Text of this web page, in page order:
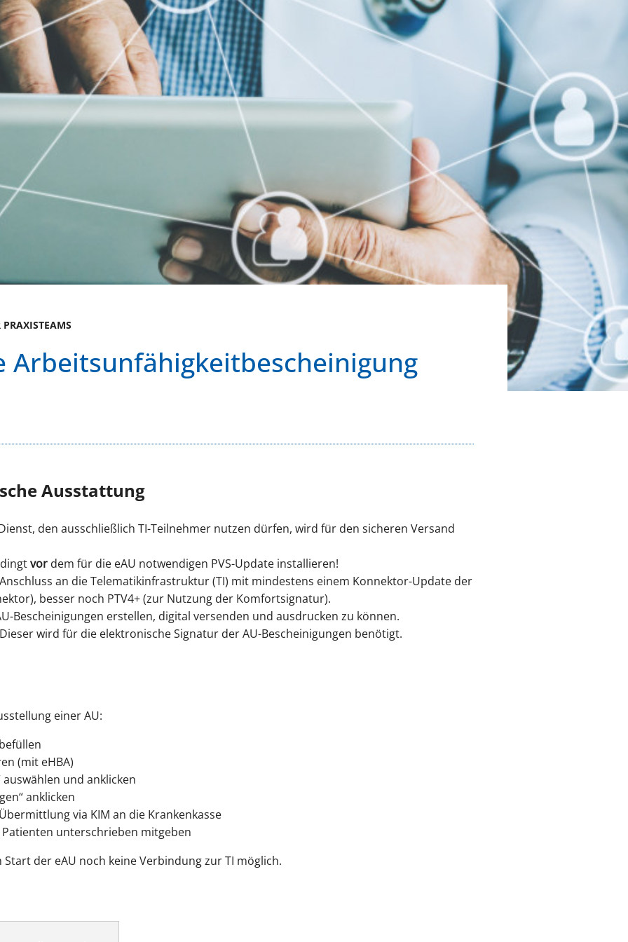
Arbeitsunfähigkeitbescheinigung
Ausstattung
den ausschließlich TI-Teilnehmer nutzen dürfen, wird für den sicheren Versand
vor dem für die eAU notwendigen PVS-Update installieren!
an die Telematikinfrastruktur (TI) mit mindestens einem Konnektor-Update der
besser noch PTV4+ (zur Nutzung der Komfortsignatur).
Bescheinigungen erstellen, digital versenden und ausdrucken zu können.
wird für die elektronische Signatur der AU-Bescheinigungen benötigt.
einer AU:
(mit eHBA)
und anklicken
anklicken
via KIM an die Krankenkasse
unterschrieben mitgeben
der eAU noch keine Verbindung zur TI möglich.